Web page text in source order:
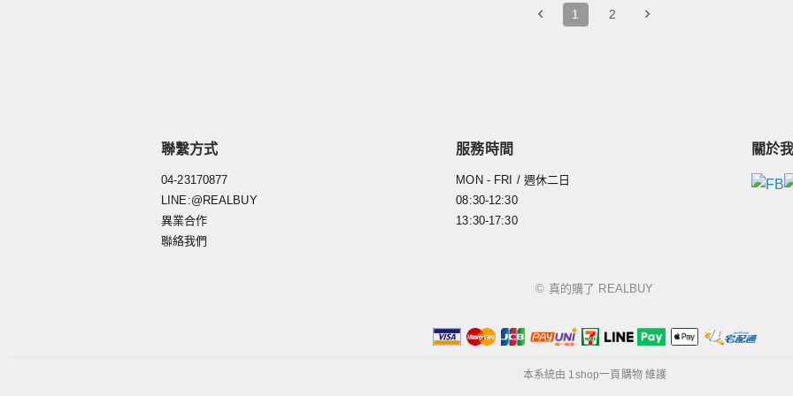
1 2
聯繫方式
04-23170877
LINE:@REALBUY
異業合作
聯絡我們
服務時間
MON - FRI / 週休二日
08:30-12:30
13:30-17:30
關於
© 真的購了 REALBUY
本系統由 1shop一頁購物維護